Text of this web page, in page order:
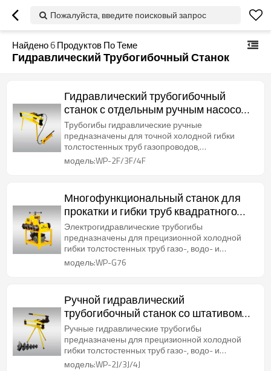
Пожалуйста, введите поисковый запрос
Найдено6Продуктов По Теме
Гидравлический Трубогибочный Станок
Гидравлический трубогибочный
станок с отдельным ручным насосом
для стальных труб диаметром от 1/2
до 2/3/4 дюймов
Трубогибы гидравлические ручные
предназначены для точной холодной гибки
толстостенных труб газопроводов,
водопроводов и паропроводов.
модель:WP-2F/3F/4F
Многофункциональный станок для
прокатки и гибки труб квадратного
сечения 16–50 мм и круглых труб
диаметром 16–76 мм.
Электрогидравлические трубогибы
предназначены для прецизионной холодной
гибки толстостенных труб газо-, водо- и
паропроводов.
модель:WP-G76
Ручной гидравлический
трубогибочный станок со штативом
для стальных труб диаметром от 1/2
дюйма до 2 дюймов/3 дюйма/4
дюйма
Ручные гидравлические трубогибы
предназначены для прецизионной холодной
гибки толстостенных труб газо-, водо- и
паропроводов.
модель:WP-2J/3J/4J